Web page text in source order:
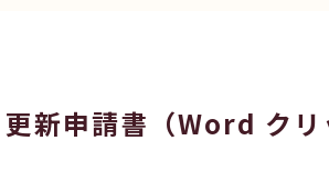
新申請書（Word クリ